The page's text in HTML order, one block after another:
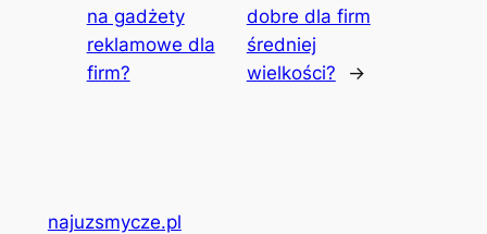
na gadżety
reklamowe dla
firm?
dobre dla firm
średniej
wielkości?
→
najuzsmycze.pl